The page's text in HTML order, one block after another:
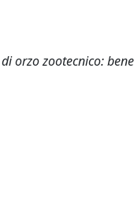
orzo zootecnico: